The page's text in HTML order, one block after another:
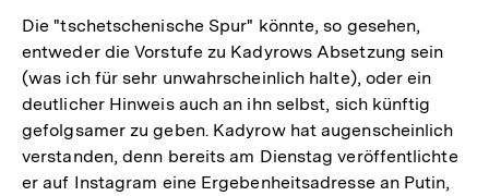
Die "tschetschenische Spur" könnte, so gesehen,
entweder die Vorstufe zu Kadyrows Absetzung sein
(was ich für sehr unwahrscheinlich halte), oder ein
deutlicher Hinweis auch an ihn selbst, sich künftig
gefolgsamer zu geben. Kadyrow hat augenscheinlich
verstanden, denn bereits am Dienstag veröffentlichte
er auf Instagram eine Ergebenheitsadresse an Putin,